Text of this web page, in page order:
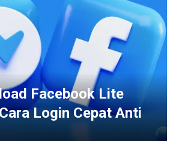
Facebook Lite
Login Cepat Anti